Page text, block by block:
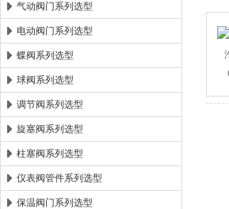
郑州森玛自控阀门有限公司
气动阀门系列选型
电动阀门系列选型
蝶阀系列选型
球阀系列选型
调节阀系列选型
旋塞阀系列选型
柱塞阀系列选型
仪表阀管件系列选型
保温阀门系列选型